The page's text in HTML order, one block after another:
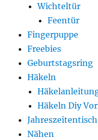
Wichteltür
Feentür
Fingerpuppe
Freebies
Geburtstagsring
Häkeln
Häkeln Diy
Jahreszeitentisch
Nähen